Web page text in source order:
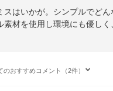
はいかが。シンプルでど
材を使用し環境にも優し
のおすすめコメント（2件）